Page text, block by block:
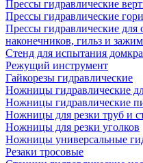
Прессы гидравлические
Прессы гидравлические
Прессы гидравлические для
наконечников, гильз и
Стенд для испытания
Режущий инструмент
Гайкорезы гидравлические
Ножницы гидравлические
Ножницы гидравлические
Ножницы для резки труб и
Ножницы для резки уголков
Ножницы универсальные
Резаки тросовые